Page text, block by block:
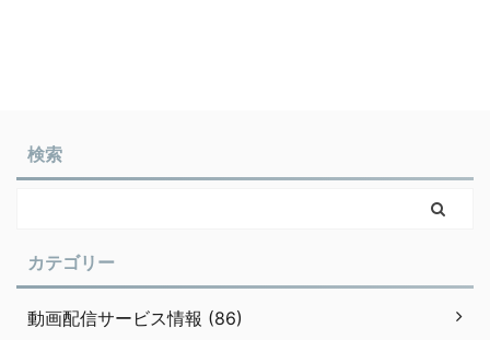
検索
カテゴリー
動画配信サービス情報 (86)